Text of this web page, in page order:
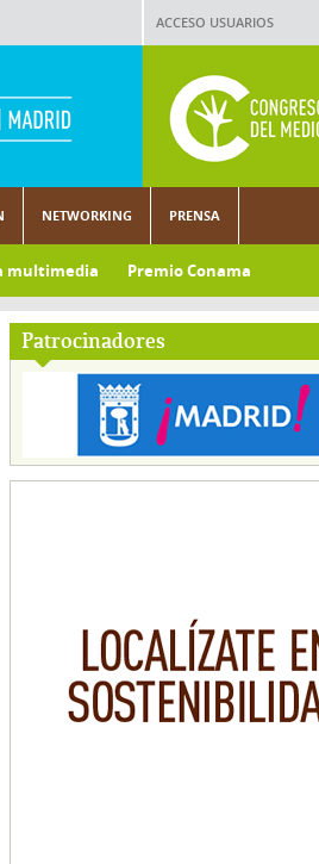
ACCESO USUARIOS
NETWORKING PRENSA
multimedia Premio Conama
Patrocinadores